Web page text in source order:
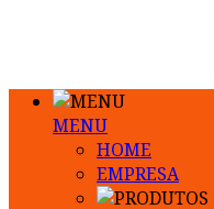
MENU
HOME
EMPRESA